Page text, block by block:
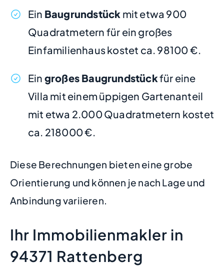
Ein Baugrundstück mit etwa 900
Quadratmetern für ein großes
Einfamilienhaus kostet ca. 98100 €.
Ein großes Baugrundstückfür eine
Villa mit einem üppigen Gartenanteil
mit etwa 2.000 Quadratmetern kostet
ca. 218000 €.
Diese Berechnungen bieten eine grobe
Orientierung und können je nach Lage und
Anbindung variieren.
Ihr Immobilienmakler in
94371 Rattenberg